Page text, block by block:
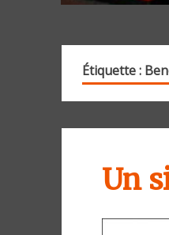
Étiquette :
Un